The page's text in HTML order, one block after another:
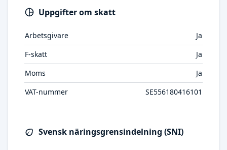
Uppgifter om skatt
Arbetsgivare
Ja
F-skatt
Ja
Moms
Ja
VAT-nummer
SE556180416101
Svensk näringsgrensindelning (SNI)